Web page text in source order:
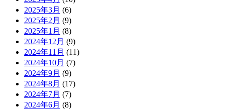
2025年3月 (6)
2025年2月 (9)
2025年1月 (8)
2024年12月 (9)
2024年11月 (11)
2024年10月 (7)
2024年9月 (9)
2024年8月 (17)
2024年7月 (7)
2024年6月 (8)